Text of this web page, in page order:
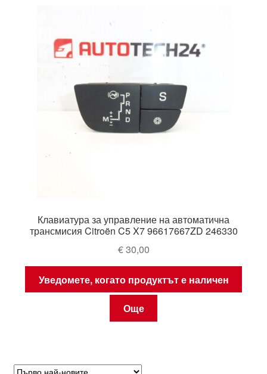
Плащанията
Политика за поверителност
Правила и условия
Клавиатура за управление на автоматична
трансмисия Citroën C5 X7 96617667ZD 246330
€30,00
Уведомете, когато продуктът е наличен
Още